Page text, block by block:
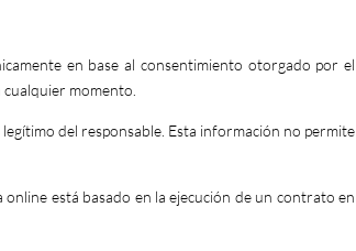
en base al consentimiento otorgado por el
momento.
del responsable. Esta información no permite
está basado en la ejecución de un contrato en